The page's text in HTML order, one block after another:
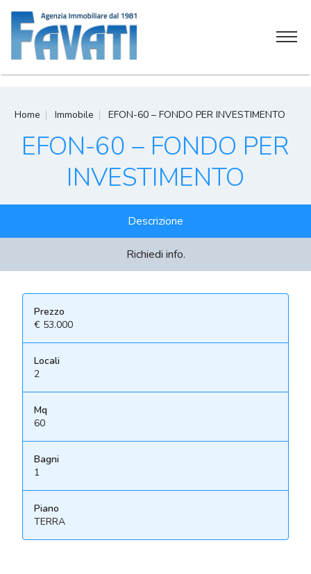
Soluzioni immobiliari
Contatti
Home Immobile EFON-60 – FONDO PER INVESTIMENTO
EFON-60 – FONDO PER
INVESTIMENTO
Descrizione
Richiedi info.
Prezzo
€ 53.000
Locali
2
Mq
60
Bagni
1
Piano
TERRA